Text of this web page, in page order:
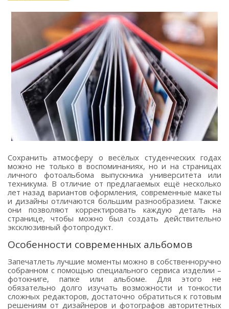
Сохранить атмосферу о весёлых студенческих годах
можно не только в воспоминаниях, но и на страницах
личного фотоальбома выпускника университета или
техникума. В отличие от предлагаемых ещё несколько
лет назад вариантов оформления, современные макеты
и дизайны отличаются большим разнообразием. Также
они позволяют корректировать каждую деталь на
странице, чтобы можно был создать действительно
эксклюзивный фотопродукт.
Особенности современных альбомов
Запечатлеть лучшие моменты можно в собственноручно
собранном с помощью специального сервиса изделии –
фотокниге, папке или альбоме. Для этого не
обязательно долго изучать возможности и тонкости
сложных редакторов, достаточно обратиться к готовым
решениям от дизайнеров и фотографов авторитетных